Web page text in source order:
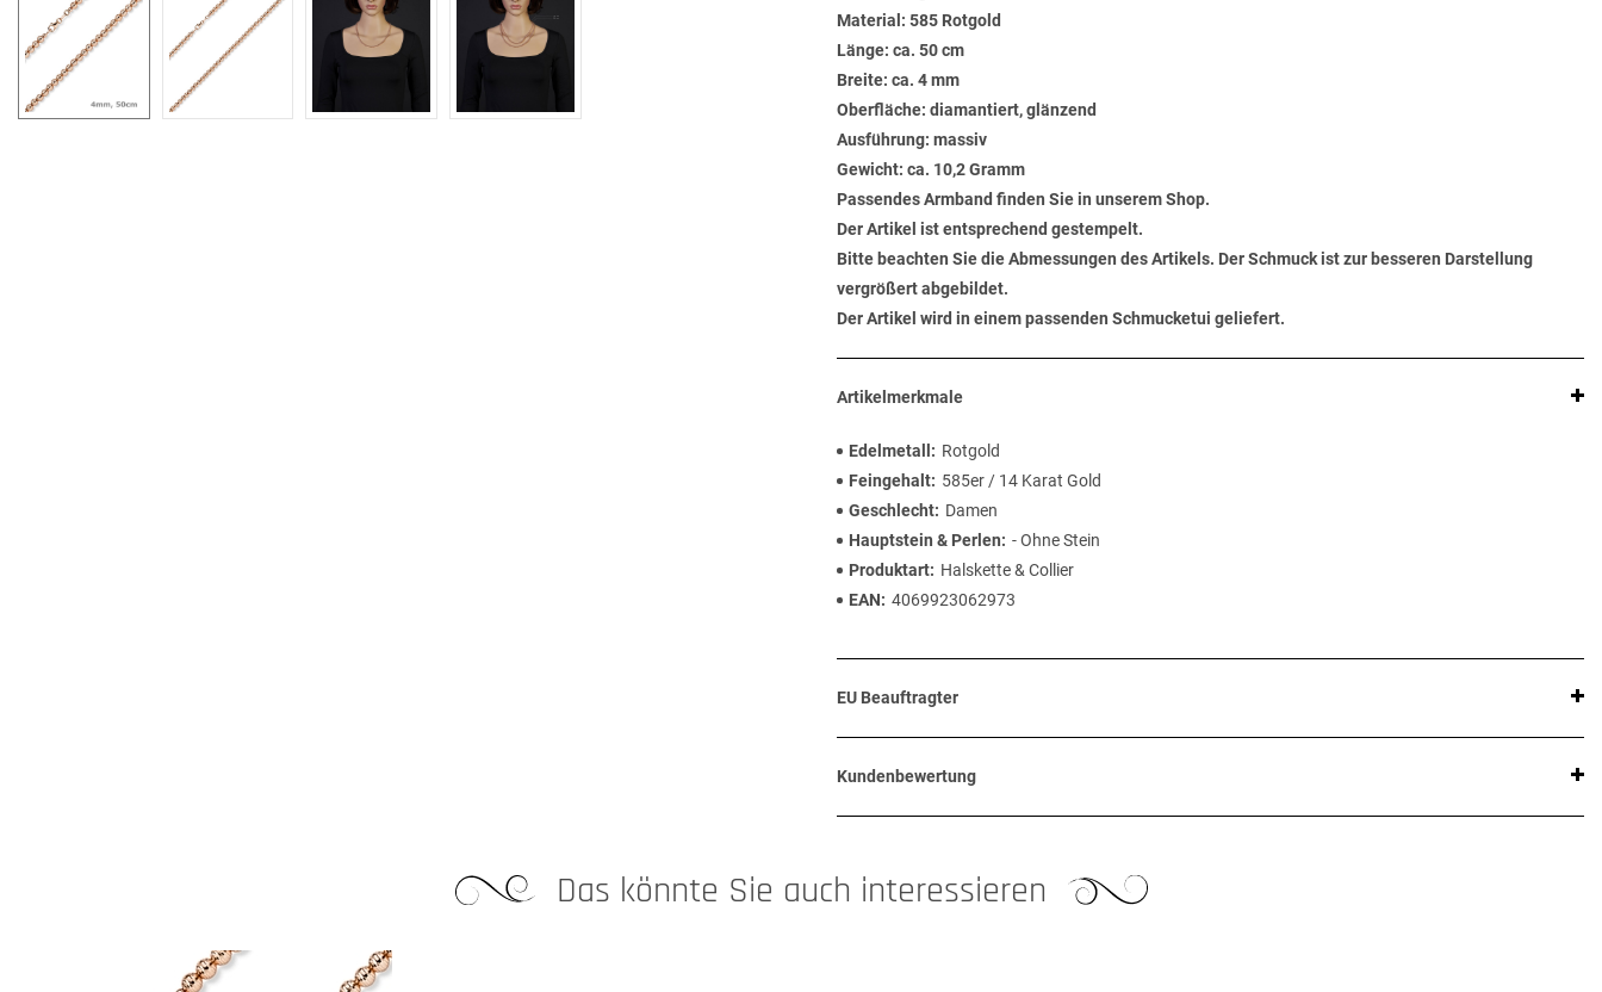
Material: 585 Rotgold
Länge: ca. 50 cm
Breite: ca. 4 mm
Oberfläche: diamantiert, glänzend
Ausführung: massiv
Gewicht: ca. 10,2 Gramm
Passendes Armband finden Sie in unserem Shop.
Der Artikel ist entsprechend gestempelt.
Bitte beachten Sie die Abmessungen des Artikels. Der Schmuck ist zur besseren Darstellung
vergrößert abgebildet.
Der Artikel wird in einem passenden Schmucketui geliefert.
Artikelmerkmale
Edelmetall
Rotgold
Feingehalt
585er / 14 Karat Gold
Geschlecht
Damen
Hauptstein & Perlen
- Ohne Stein
Produktart
Halskette & Collier
EAN
4069923062973
EU Beauftragter
Kundenbewertung
Das könnte Sie auch interessieren